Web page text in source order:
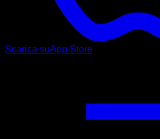
Scarica suApp Store